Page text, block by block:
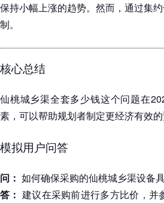
保持小幅上涨的趋势。然而，通过集
制。
核心总结
仙桃城乡渠全套多少钱这个问题在
素，可以帮助规划者制定更经济有效的
模拟用户问答
问： 如何确保采购的仙桃城乡渠设备
答： 建议在采购前进行多方比价，